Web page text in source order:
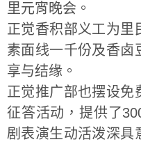
里元宵晚会。
正觉香积部义工为里
素面线一千份及香卤
享与结缘。
正觉推广部也摆设免
征答活动，提供了
剧表演生动活泼深具